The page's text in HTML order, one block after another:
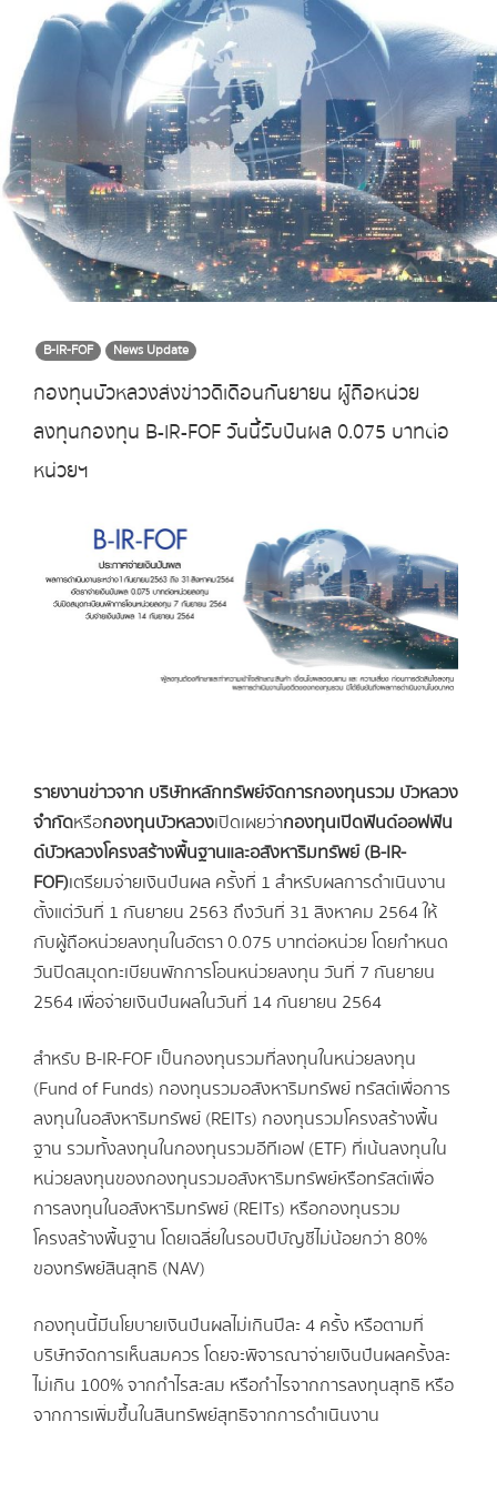
B-IR-FOF News Update
กองทุนบัวหลวงส่งข่าวดีเดือนกันยายน ผู้ถือหน่วย
ลงทุนกองทุน B-IR-FOF วันนี้รับปันผล 0.075 บาทต่อ
หน่วยฯ
รายงานข่าวจาก บริษัทหลักทรัพย์จัดการกองทุนรวม บัวหลวง
จำกัดหรือกองทุนบัวหลวงเปิดเผยว่ากองทุนเปิดฟันด์ออฟฟัน
ด์บัวหลวงโครงสร้างพื้นฐานและอสังหาริมทรัพย์ (B-IR-
FOF)เตรียมจ่ายเงินปันผล ครั้งที่ 1 สำหรับผลการดำเนินงาน
ตั้งแต่วันที่ 1 กันยายน 2563 ถึงวันที่ 31 สิงหาคม 2564 ให้
กับผู้ถือหน่วยลงทุนในอัตรา 0.075 บาทต่อหน่วย โดยกำหนด
วันปิดสมุดทะเบียนพักการโอนหน่วยลงทุน วันที่ 7 กันยายน
2564 เพื่อจ่ายเงินปันผลในวันที่ 14 กันยายน 2564
สำหรับ B-IR-FOF เป็นกองทุนรวมที่ลงทุนในหน่วยลงทุน
(Fund of Funds) กองทุนรวมอสังหาริมทรัพย์ ทรัสต์เพื่อการ
ลงทุนในอสังหาริมทรัพย์ (REITs) กองทุนรวมโครงสร้างพื้น
ฐาน รวมทั้งลงทุนในกองทุนรวมอีทีเอฟ (ETF) ที่เน้นลงทุนใน
หน่วยลงทุนของกองทุนรวมอสังหาริมทรัพย์หรือทรัสต์เพื่อ
การลงทุนในอสังหาริมทรัพย์ (REITs) หรือกองทุนรวม
โครงสร้างพื้นฐาน โดยเฉลี่ยในรอบปีบัญชีไม่น้อยกว่า 80%
ของทรัพย์สินสุทธิ (NAV)
กองทุนนี้มีนโยบายเงินปันผลไม่เกินปีละ 4 ครั้ง หรือตามที่
บริษัทจัดการเห็นสมควร โดยจะพิจารณาจ่ายเงินปันผลครั้งละ
ไม่เกิน 100% จากกำไรสะสม หรือกำไรจากการลงทุนสุทธิ หรือ
จากการเพิ่มขึ้นในสินทรัพย์สุทธิจากการดำเนินงาน